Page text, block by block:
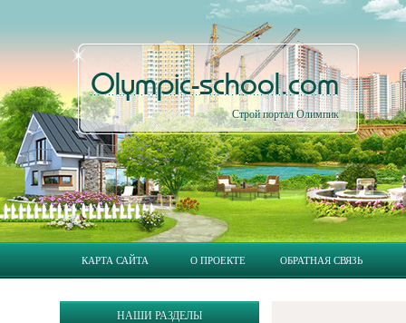
Olympic-school.com
Строй портал Олимпик
КАРТА САЙТА О ПРОЕКТЕ ОБРАТНАЯ СВЯЗЬ
НАШИ РАЗДЕЛЫ